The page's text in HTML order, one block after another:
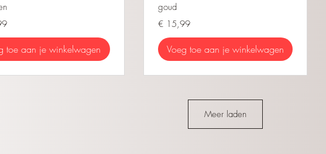
toe aan je winkelwagen
goud
Prijs
€ 15,99
Voeg toe aan je winkelwagen
Meer laden